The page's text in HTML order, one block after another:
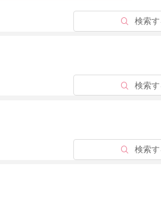
検索す
る
検索す
る
検索す
る